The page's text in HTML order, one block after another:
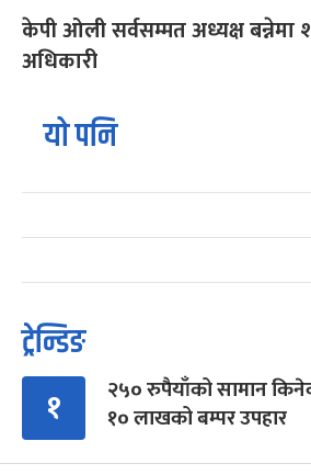
केपी ओली सर्वसम्मत अध्यक्ष
अधिकारी
यो पनि
ट्रेन्डिङ
१
२५० रुपैयाँको सामान
१० लाखको बम्पर उपहार